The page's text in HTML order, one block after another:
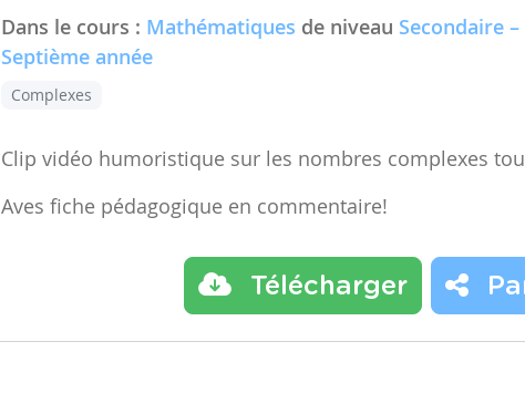
Dans le cours : Mathématiques de niveau Secondaire
Septième année
Complexes
Clip vidéo humoristique sur les nombres complexes
Aves fiche pédagogique en commentaire!
Télécharger